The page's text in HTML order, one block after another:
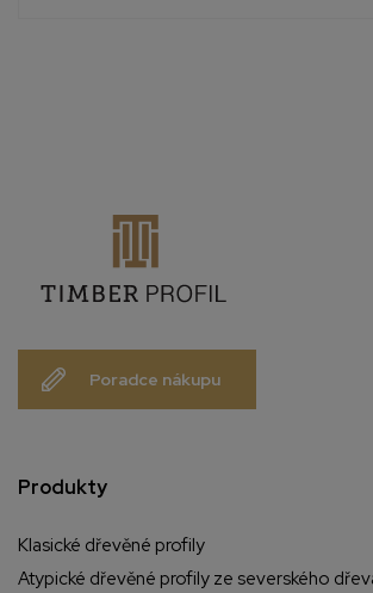
Poradce nákupu
Produkty
Klasické dřevěné profily
Atypické dřevěné profily ze severského